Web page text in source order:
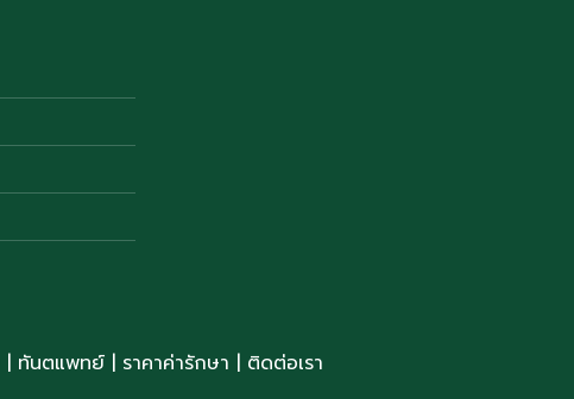
ทันตแพทย์ | ราคาค่ารักษา ติดต่อเรา